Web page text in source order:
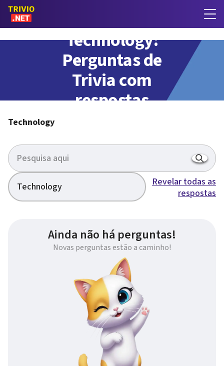
Technology:
Perguntas de
Trivia com
respostas
Technology
Technology
Revelar todas as
respostas
Ainda não há perguntas!
Novas perguntas estão a caminho!